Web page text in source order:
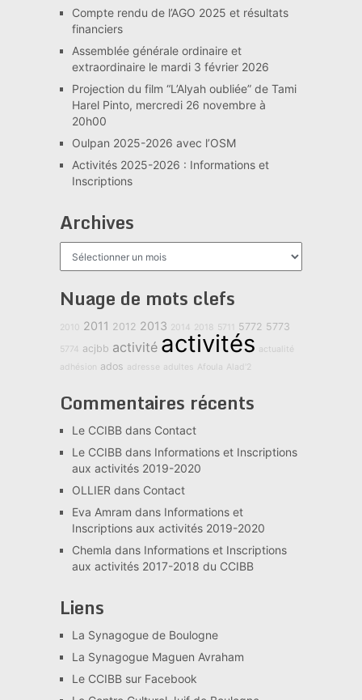
Compte rendu de l’AGO 2025 et résultats
financiers
Assemblée générale ordinaire et
extraordinaire le mardi 3 février 2026
Projection du film “L’Alyah oubliée” de Tami
Harel Pinto, mercredi 26 novembre à
20h00
Oulpan 2025-2026 avec l’OSM
Activités 2025-2026 : Informations et
Inscriptions
Archives
Nuage de mots clefs
2010 2011 2012 2013 2014 2018 5711 5772 5773
5774 acjbb activité activités actualité
adhésion ados adresse adultes Afoula Alad'2
Commentaires récents
Le CCIBBdans Contact
Le CCIBBdans Informations et Inscriptions
aux activités 2019-2020
OLLIER dans Contact
Eva Amram dans Informations et
Inscriptions aux activités 2019-2020
Chemla dans Informations et Inscriptions
aux activités 2017-2018 du CCIBB
Liens
La Synagogue de Boulogne
La Synagogue Maguen Avraham
Le CCIBB sur Facebook